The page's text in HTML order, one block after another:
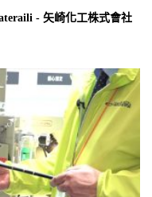
- 矢崎化工株式會社